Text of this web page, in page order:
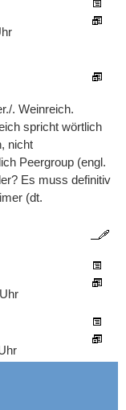
. Weinreich.
spricht wörtlich
nicht
Peergroup (engl.
Es muss definitiv
(dt.